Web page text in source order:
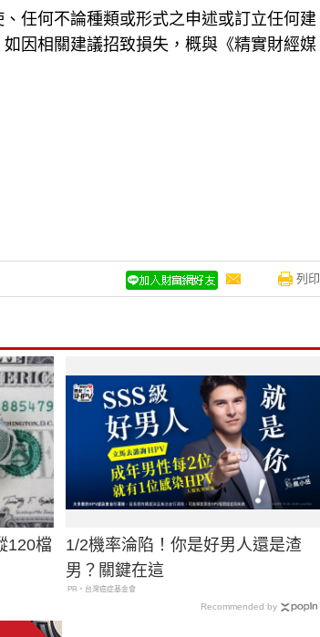
任何不論種類或形式之申述或訂立任何建
因相關建議招致損失，概與《精實財經媒
列印
120檔
1/2機率淪陷！你是好男人還是渣
男？關鍵在這
PR・台灣癌症基金會
Recommended by